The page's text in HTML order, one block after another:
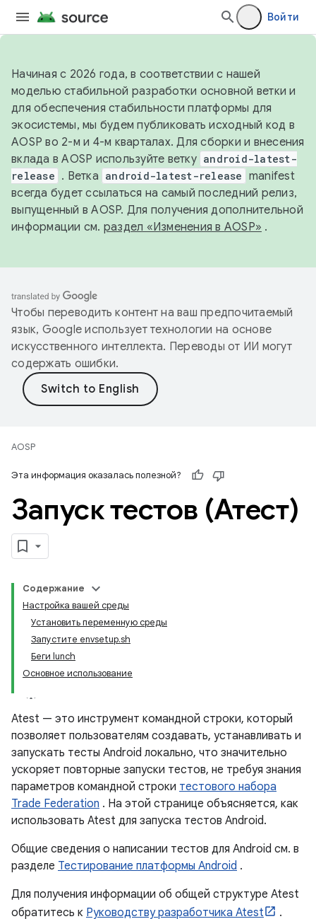
Войти
Начиная с 2026 года, в соответствии с нашей
моделью стабильной разработки основной ветки и
для обеспечения стабильности платформы для
экосистемы, мы будем публиковать исходный код в
AOSP во 2-м и 4-м кварталах. Для сборки и внесения
вклада в AOSP используйте ветку android-latest-
release . Ветка android-latest-release manifest
всегда будет ссылаться на самый последний релиз,
выпущенный в AOSP. Для получения дополнительной
информации см. раздел «Изменения в AOSP» .
Чтобы переводить контент на ваш предпочитаемый
язык, Google использует технологии на основе
искусственного интеллекта. Переводы от ИИ могут
содержать ошибки.
AOSP
Эта информация оказалась полезной?
Запуск тестов (Атест)
Содержание
Настройка вашей среды
Установить переменную среды
Запустите envsetup.sh
Беги lunch
Основное использование
Atest — это инструмент командной строки, который
позволяет пользователям создавать, устанавливать и
запускать тесты Android локально, что значительно
ускоряет повторные запуски тестов, не требуя знания
параметров командной строки тестового набора
Trade Federation . На этой странице объясняется, как
использовать Atest для запуска тестов Android.
Общие сведения о написании тестов для Android см. в
разделе Тестирование платформы Android .
Для получения информации об общей структуре Atest
обратитесь к Руководству разработчика Atest
.